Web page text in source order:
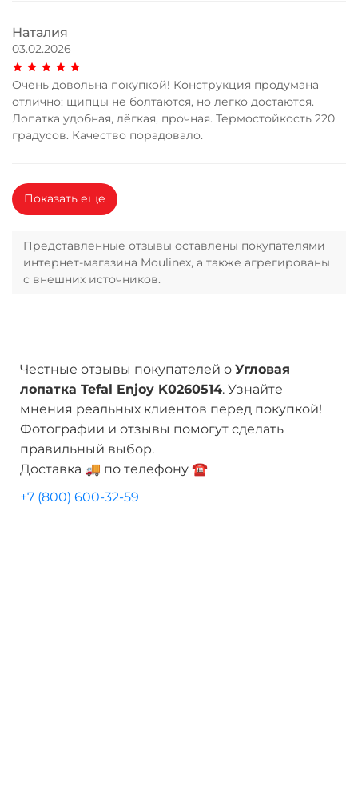
Наталия
03.02.2026
Очень довольна покупкой! Конструкция продумана
отлично: щипцы не болтаются, но легко достаются.
Лопатка удобная, лёгкая, прочная. Термостойкость 220
градусов. Качество порадовало.
Показать еще
Представленные отзывы оставлены покупателями
интернет-магазина Moulinex, а также агрегированы
с внешних источников.
Честные отзывы покупателей о Угловая
лопатка Tefal Enjoy K0260514. Узнайте
мнения реальных клиентов перед покупкой!
Фотографии и отзывы помогут сделать
правильный выбор.
Доставка 🚚 по телефону ☎️
+7 (800) 600-32-59